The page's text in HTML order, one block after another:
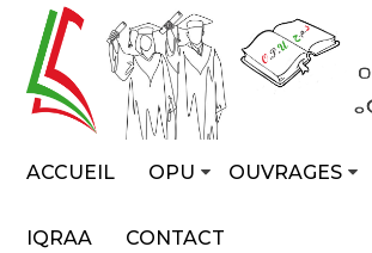
ACCUEIL OPU OUVRAGES
IQRAA CONTACT